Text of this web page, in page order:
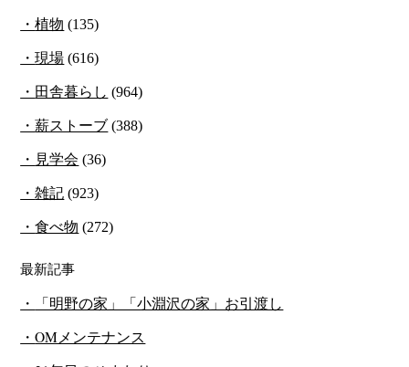
植物 (135)
現場 (616)
田舎暮らし (964)
薪ストーブ (388)
見学会 (36)
雑記 (923)
食べ物 (272)
最新記事
「明野の家」「小淵沢の家」お引渡し
OMメンテナンス